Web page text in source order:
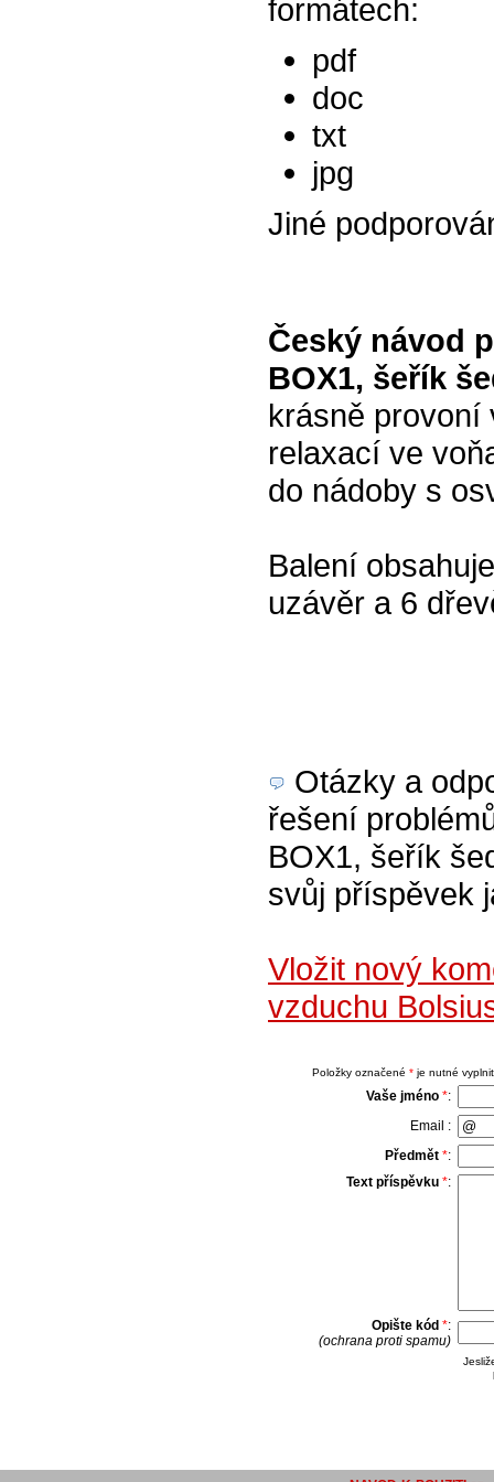
formátech:
pdf
doc
txt
jpg
Jiné
Český návod
BOX1, šeřík
krásně provoní
relaxací ve
do nádoby s
Balení
uzávěr a 6
Otázky a
řešení
BOX1, šeřík
svůj příspěvek
Vložit nový
vzduchu
Položky označené *je nutné
Vaše jméno *:
Email :
Předmět *:
Text příspěvku *:
Opište kód *:
(ochrana proti spamu)